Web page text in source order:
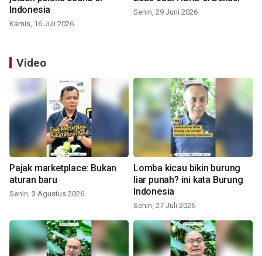
Indonesia
Kamis, 16 Juli 2026
Senin, 29 Juni 2026
Video
Pajak marketplace: Bukan
aturan baru
Senin, 3 Agustus 2026
Lomba kicau bikin burung
liar punah? ini kata Burung
Indonesia
Senin, 27 Juli 2026